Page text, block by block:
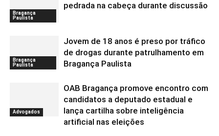
Bragança
Paulista
pedrada na cabeça durante discussão
Bragança
Paulista
Jovem de 18 anos é preso por tráfico
de drogas durante patrulhamento em
Bragança Paulista
Advogados
OAB Bragança promove encontro com
candidatos a deputado estadual e
lança cartilha sobre inteligência
artificial nas eleições